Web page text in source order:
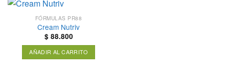
FÓRMULAS PR88
Cream Nutriv
$ 88.800
AÑADIR AL CARRITO